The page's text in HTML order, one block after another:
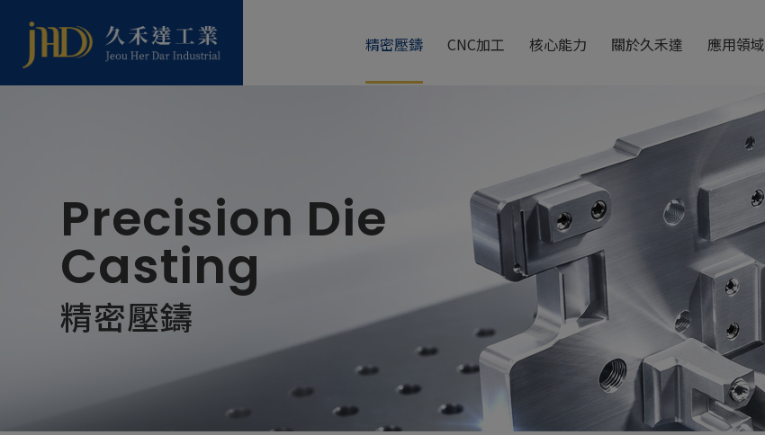
精密壓鑄 CNC加工 核心能力 關於久禾達 應用領域
Precision Die
Casting
精密壓鑄